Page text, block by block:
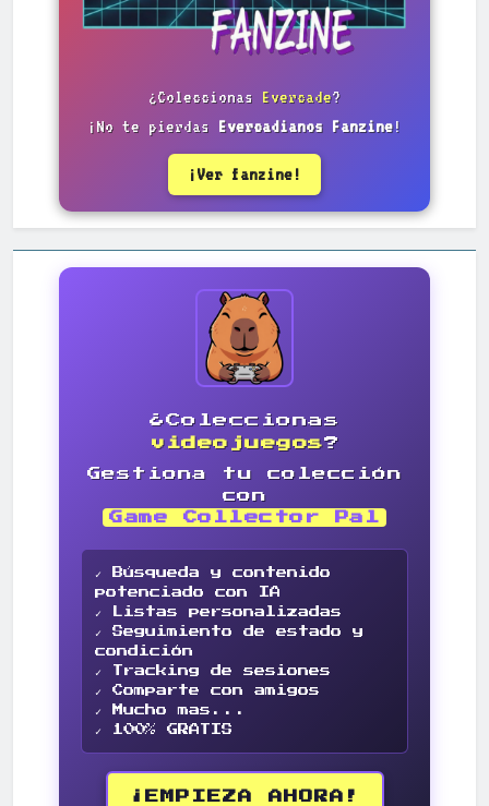
¿Coleccionas Evercade?
¡No te pierdas Evercadianos Fanzine!
¡Ver fanzine!
¿Coleccionas
videojuegos?
Gestiona tu colección
con
Game Collector Pal
✓ Búsqueda y contenido
potenciado con IA
✓ Listas personalizadas
✓ Seguimiento de estado y
condición
✓ Tracking de sesiones
✓ Comparte con amigos
✓ Mucho mas...
✓ 100% GRATIS
¡EMPIEZA AHORA!